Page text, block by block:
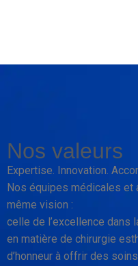
Nos valeurs
Expertise. Innovation.
Nos équipes médicales et
même vision :
celle de l’excellence dans
en matière de chirurgie
d’honneur à offrir des